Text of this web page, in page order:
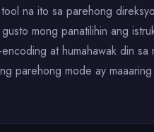
na ito sa parehong
mong panatilihin ang
at humahawak din
parehong mode ay